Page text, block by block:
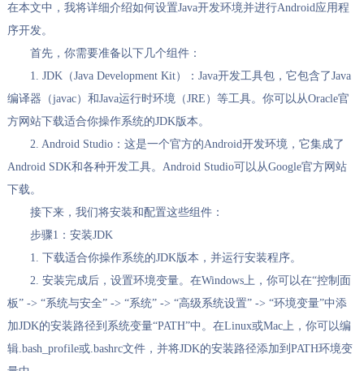
在本文中，我将详细介绍如何设置Java开发环境并进行Android应用程
序开发。
首先，你需要准备以下几个组件：
1. JDK（Java Development Kit）：Java开发工具包，它包含了Java
编译器（javac）和Java运行时环境（JRE）等工具。你可以从Oracle官
方网站下载适合你操作系统的JDK版本。
2. Android Studio：这是一个官方的Android开发环境，它集成了
Android SDK和各种开发工具。Android Studio可以从Google官方网站
下载。
接下来，我们将安装和配置这些组件：
步骤1：安装JDK
1. 下载适合你操作系统的JDK版本，并运行安装程序。
2. 安装完成后，设置环境变量。在Windows上，你可以在“控制面
板” -> “系统与安全” -> “系统” -> “高级系统设置” -> “环境变量”中添
加JDK的安装路径到系统变量“PATH”中。在Linux或Mac上，你可以编
辑.bash_profile或.bashrc文件，并将JDK的安装路径添加到PATH环境变